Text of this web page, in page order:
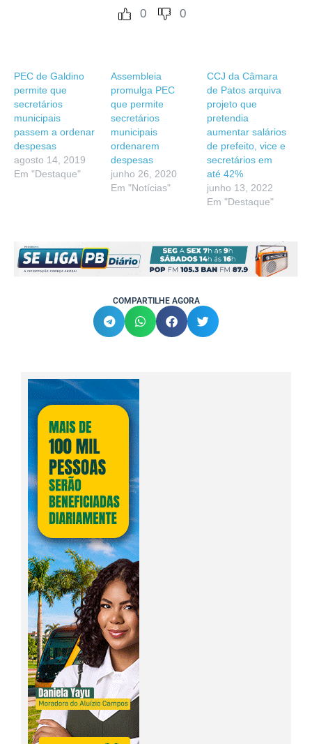
0 0
PEC de Galdino
permite que
secretários
municipais
passem a ordenar
despesas
agosto 14, 2019
Em "Destaque"
Assembleia
promulga PEC
que permite
secretários
municipais
ordenarem
despesas
junho 26, 2020
Em "Notícias"
CCJ da Câmara
de Patos arquiva
projeto que
pretendia
aumentar salários
de prefeito, vice e
secretários em
até 42%
junho 13, 2022
Em "Destaque"
COMPARTILHE AGORA